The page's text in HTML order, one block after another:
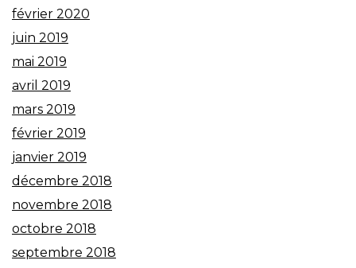
février 2020
juin 2019
mai 2019
avril 2019
mars 2019
février 2019
janvier 2019
décembre 2018
novembre 2018
octobre 2018
septembre 2018